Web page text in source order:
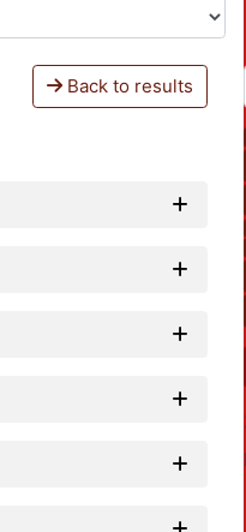
Back to results